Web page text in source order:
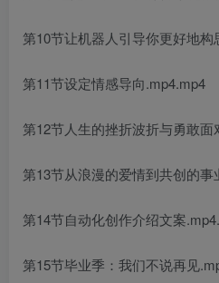
第10节让机器人引导你更好地构
第11节设定情感导向.mp4.mp4
第12节人生的挫折波折与勇敢面
第13节从浪漫的爱情到共创的事
第14节自动化创作介绍文案
第15节毕业季：我们不说再见